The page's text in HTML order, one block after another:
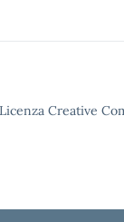
Creative